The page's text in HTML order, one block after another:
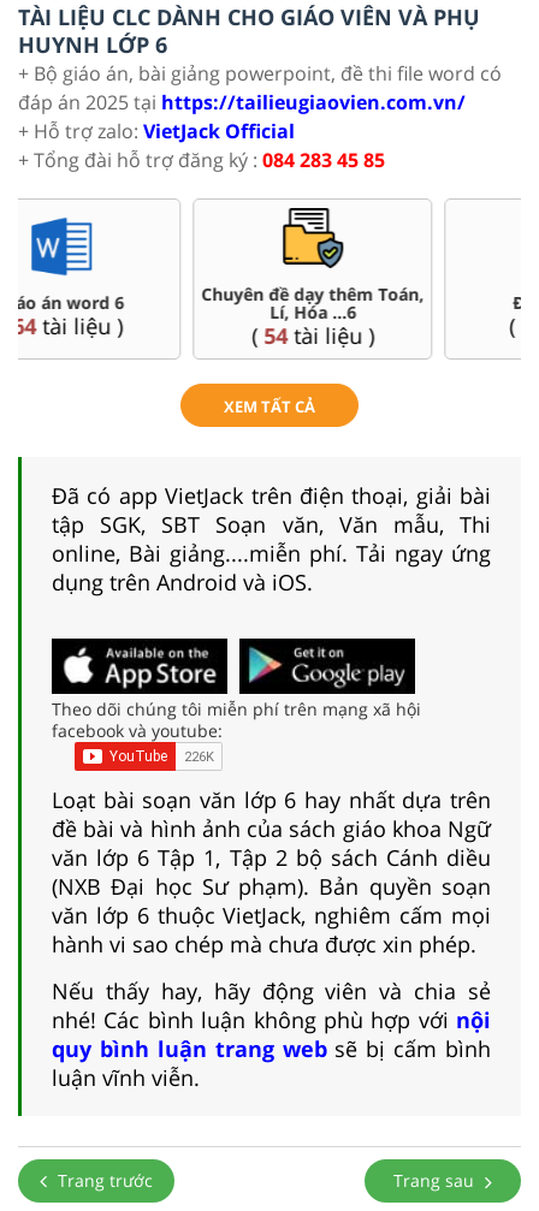
TÀI LIỆU CLC DÀNH CHO GIÁO VIÊN VÀ PHỤ
HUYNH LỚP 6
+ Bộ giáo án, bài giảng powerpoint, đề thi file word có
đáp án 2025 tại https://tailieugiaovien.com.vn/
+ Hỗ trợ zalo: VietJack Official
+ Tổng đài hỗ trợ đăng ký : 084 283 45 85
Đề thi HSG 6
(4tài liệu )
Trắc nghiệm đúng sai 6
(26 tài liệu )
XEM TẤT CẢ
Đã có app VietJack trên điện thoại, giải bài
tập SGK, SBT Soạn văn, Văn mẫu, Thi
online, Bài giảng....miễn phí. Tải ngay ứng
dụng trên Android và iOS.
Theo dõi chúng tôi miễn phí trên mạng xã hội
facebook và youtube:
Loạt bài soạn văn lớp 6 hay nhất dựa trên
đề bài và hình ảnh của sách giáo khoa Ngữ
văn lớp 6 Tập 1, Tập 2 bộ sách Cánh diều
(NXB Đại học Sư phạm). Bản quyền soạn
văn lớp 6 thuộc VietJack, nghiêm cấm mọi
hành vi sao chép mà chưa được xin phép.
Nếu thấy hay, hãy động viên và chia sẻ
nhé! Các bình luận không phù hợp với nội
quy bình luận trang websẽ bị cấm bình
luận vĩnh viễn.
Trang trước Trang sau